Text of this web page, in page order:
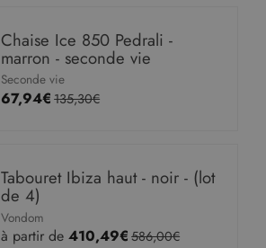
Chaise Ice 850 Pedrali -
marron - seconde vie
Seconde vie
67,94€ 135,30€
Tabouret Ibiza haut - noir - (lot
de 4)
Vondom
à partir de410,49€ 586,00€